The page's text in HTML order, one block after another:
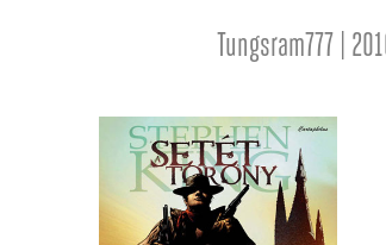
Tungsram777 |